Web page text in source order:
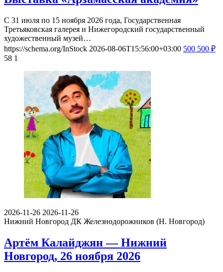
С 31 июля по 15 ноября 2026 года, Государственная
Третьяковская галерея и Нижегородский государственный
художественный музей…
https://schema.org/InStock 2026-08-06T15:56:00+03:00 500 500 ₽
58 1
2026-11-26 2026-11-26
Нижний Новгород ДК Железнодорожников (Н. Новгород)
Артём Калайджян — Нижний
Новгород, 26 ноября 2026